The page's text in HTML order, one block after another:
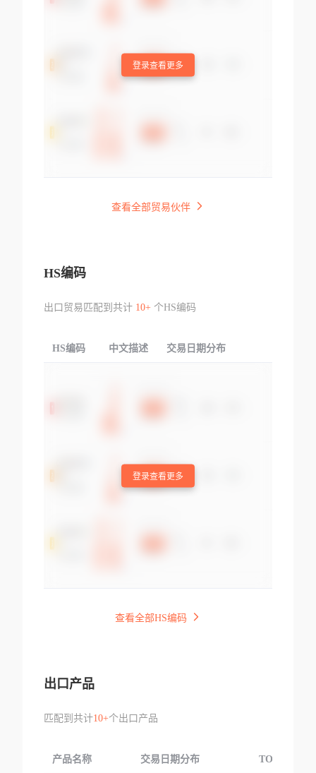
登录查看更多
查看全部贸易伙伴
HS编码
出口贸易匹配到共计 10+个HS编码
HS编码 中文描述 交易日期分布
登录查看更多
查看全部HS编码
出口产品
匹配到共计10+个出口产品
产品名称 交易日期分布 TOP3交易国